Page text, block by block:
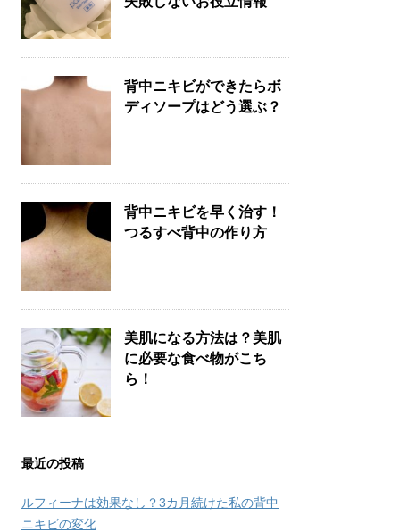
背中ニキビができたらボ
ディソープはどう選ぶ？
背中ニキビを早く治す！
つるすべ背中の作り方
美肌になる方法は？美肌
に必要な食べ物がこち
ら！
最近の投稿
ルフィーナは効果なし？3カ月続けた私の背中
ニキビの変化